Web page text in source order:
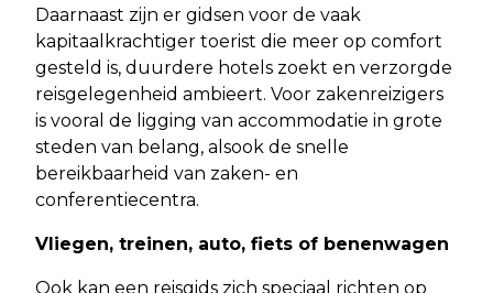
Daarnaast zijn er gidsen voor de vaak
kapitaalkrachtiger toerist die meer op comfort
gesteld is, duurdere hotels zoekt en verzorgde
reisgelegenheid ambieert. Voor zakenreizigers
is vooral de ligging van accommodatie in grote
steden van belang, alsook de snelle
bereikbaarheid van zaken- en
conferentiecentra.
Vliegen, treinen, auto, fiets of benenwagen
Ook kan een reisgids zich speciaal richten op